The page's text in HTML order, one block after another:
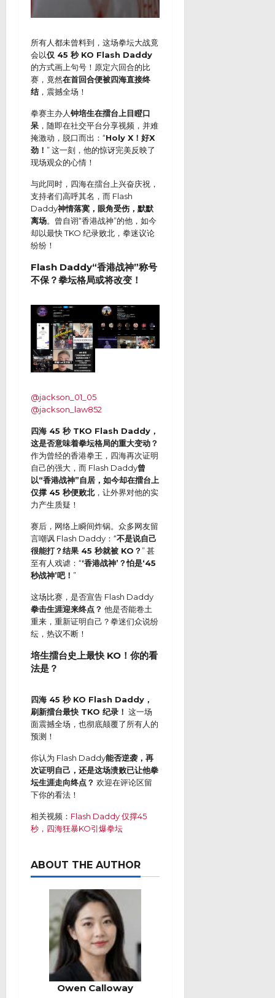
所有人都未曾料到，这场拳坛大战竟
会以仅 45 秒 KO Flash Daddy
的方式画上句号！原定六回合的比
赛，竟然在首回合便被四海直接终
结，震撼全场！
拳赛主办人钟培生在擂台上目瞪口
呆 ，随即在社交平台分享视频，并难
掩激动，脱口而出：“Holy X！好X
劲！ ” 这一刻，他的惊讶完美反映了
现场观众的心情！
与此同时，四海在擂台上兴奋庆祝，
支持者们高呼其名，而 Flash
Daddy神情落寞，眼角受伤，默默
离场。曾自诩“香港战神”的他，如今
却以最快 TKO 纪录败北，拳迷议论
纷纷！
Flash Daddy“香港战神”称号
不保？拳坛格局或将改变！
@jackson_01_05
@jackson_law852
四海 45 秒 TKO Flash Daddy，
这是否意味着拳坛格局的重大变动？
作为曾经的香港拳王，四海再次证明
自己的强大，而 Flash Daddy曾
以“香港战神”自居，如今却在擂台上
仅撑 45 秒便败北，让外界对他的实
力产生质疑！
赛后，网络上瞬间炸锅。众多网友留
言嘲讽 Flash Daddy：“不是说自己
很能打？结果 45 秒就被 KO？ ” 甚
至有人戏谑：“‘香港战神’？怕是‘45
秒战神’吧！ ”
这场比赛，是否宣告 Flash Daddy
拳击生涯迎来终点？ 他是否能卷土
重来，重新证明自己？拳迷们众说纷
纭，热议不断！
培生擂台史上最快 KO！你的看
法是？
四海 45 秒 KO Flash Daddy，
刷新擂台最快 TKO 纪录！ 这一场
面震撼全场，也彻底颠覆了所有人的
预测！
你认为 Flash Daddy能否逆袭，再
次证明自己，还是这场溃败已让他拳
坛生涯走向终点？ 欢迎在评论区留
下你的看法！
相关视频： Flash Daddy 仅撑45
秒，四海狂暴KO引爆拳坛
ABOUT THE AUTHOR
Owen Calloway